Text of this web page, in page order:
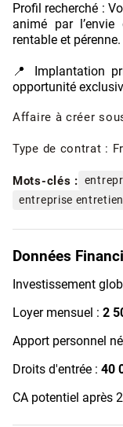
Profil recherché :
animé par l’envie
rentable et pérenne.
📍 Implantation
opportunité
Affaire à créer
Type de contrat :
Mots-clés :
entreprise
Données
Investissement
Loyer mensuel : 2
Apport personnel
Droits d'entrée : 40
CA potentiel après